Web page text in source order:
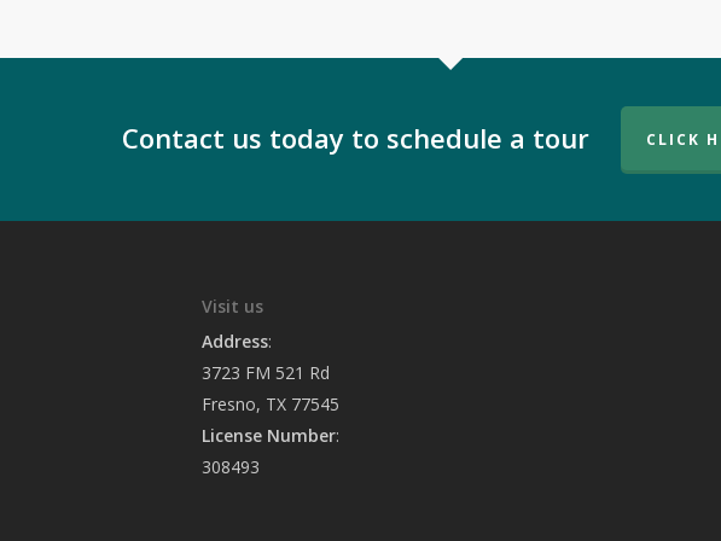
Contact us today to schedule a tour CLICK
Visit us
Address:
3723 FM 521 Rd
Fresno, TX 77545
License Number:
308493